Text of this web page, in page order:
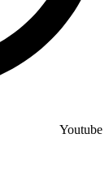
Youtube